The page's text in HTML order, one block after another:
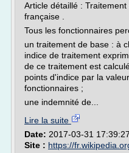
Article détaillé :
française .
Tous les fonctionnaires
un traitement de base : à
indice de traitement
de ce traitement est
points d'indice par la
fonctionnaires ;
une indemnité de...
Lire la suite
Date: 2017-03-31 17:39:27
Site : https://